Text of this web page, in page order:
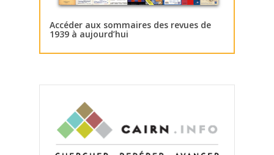
Accéder aux sommaires des revues de
1939 à aujourd’hui